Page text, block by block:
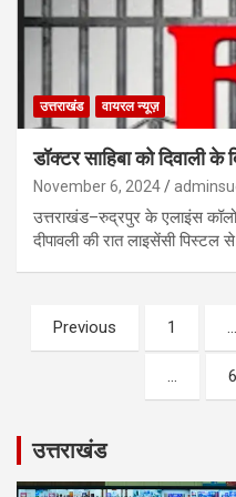
उत्तराखंड वायरल न्यूज़
डॉक्टर साहिबा को दिवाली के
November 6, 2024
उत्तराखंड–रुद्रपुर के एलाइंस
दीपावली की रात लाइसेंसी पिस्टल
Posts
pagination
Previous 1 …
…
उत्तराखंड